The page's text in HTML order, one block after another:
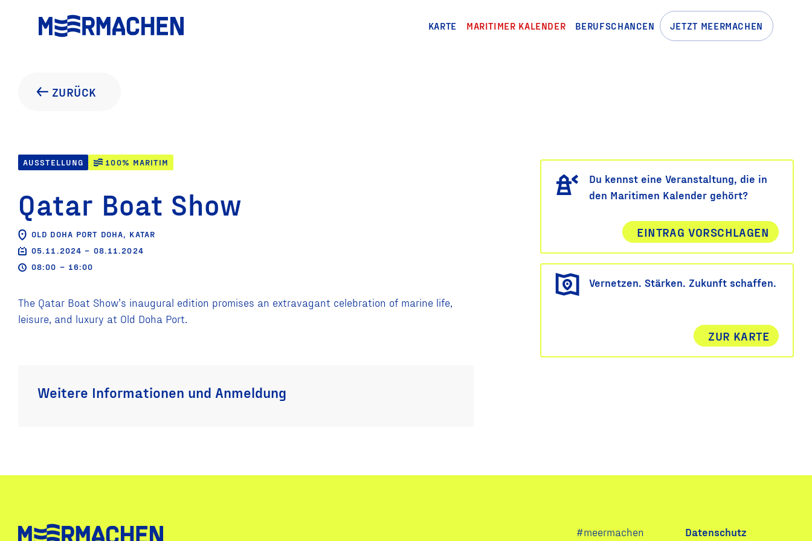
KARTE MARITIMER KALENDER BERUFSCHANCEN JETZT MEERMACHEN
ZURÜCK
AUSSTELLUNG 100% MARITIM
Qatar Boat Show
OLD DOHA PORT DOHA, KATAR
05.11.2024 – 08.11.2024
08:00 – 16:00
The Qatar Boat Show’s inaugural edition promises an extravagant celebration of marine life,
leisure, and luxury at Old Doha Port.
Weitere Informationen und Anmeldung
Du kennst eine Veranstaltung, die in
den Maritimen Kalender gehört?
EINTRAG VORSCHLAGEN
Vernetzen. Stärken. Zukunft schaffen.
ZUR KARTE
#meermachen Navigation
Datenschutz